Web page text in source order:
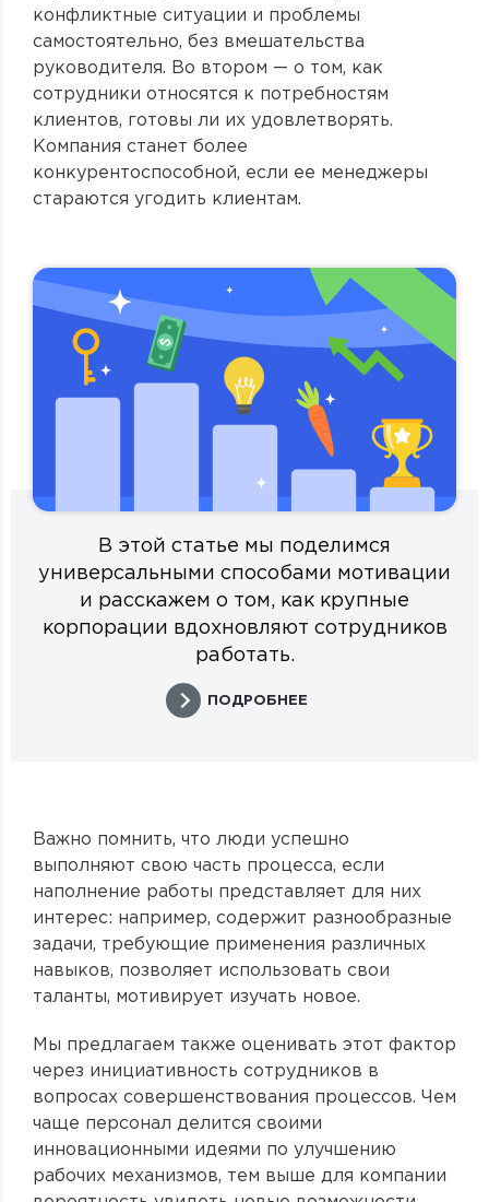
конфликтные ситуации и проблемы
самостоятельно, без вмешательства
руководителя. Во втором — о том, как
сотрудники относятся к потребностям
клиентов, готовы ли их удовлетворять.
Компания станет более
конкурентоспособной, если ее менеджеры
стараются угодить клиентам.
В этой статье мы поделимся
универсальными способами мотивации
и расскажем о том, как крупные
корпорации вдохновляют сотрудников
работать.
ПОДРОБНЕЕ
Важно помнить, что люди успешно
выполняют свою часть процесса, если
наполнение работы представляет для них
интерес: например, содержит разнообразные
задачи, требующие применения различных
навыков, позволяет использовать свои
таланты, мотивирует изучать новое.
Мы предлагаем также оценивать этот фактор
через инициативность сотрудников в
вопросах совершенствования процессов. Чем
чаще персонал делится своими
инновационными идеями по улучшению
рабочих механизмов, тем выше для компании